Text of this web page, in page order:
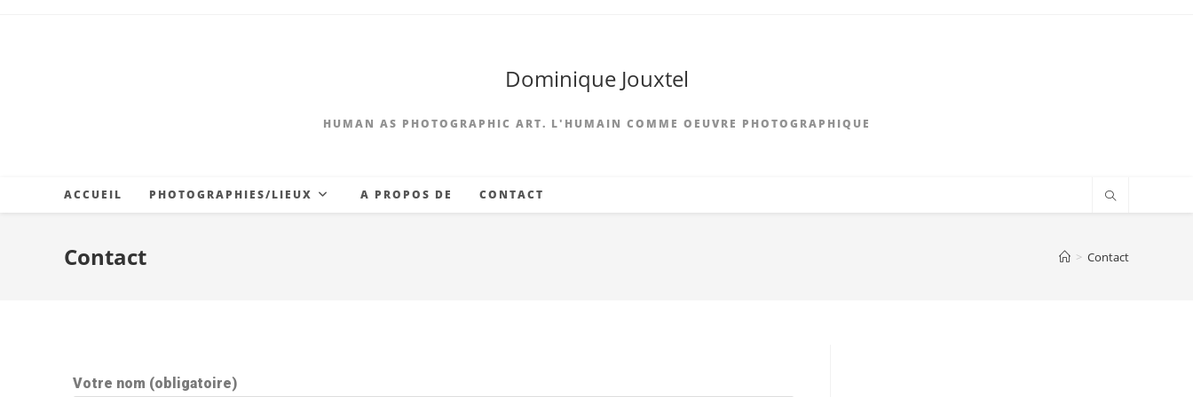
Dominique Jouxtel
HUMAN AS PHOTOGRAPHIC ART. L'HUMAIN COMME OEUVRE PHOTOGRAPHIQUE
ACCUEIL PHOTOGRAPHIES/LIEUX A PROPOS DE CONTACT
Contact > Contact
Votre nom (obligatoire)